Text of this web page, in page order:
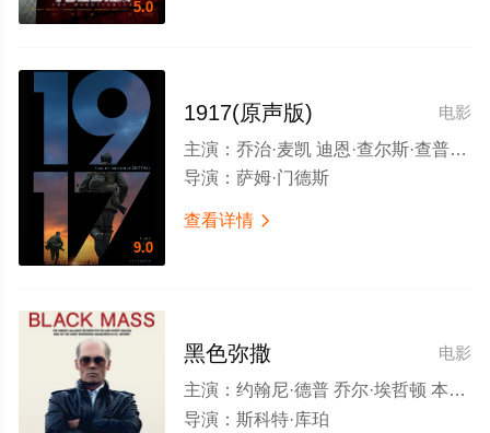
5.0
9.0
电影
1917(原声版)
主演： 乔治·麦凯 迪恩·查尔斯·查普曼 科林·费尔斯 本尼迪克特·康伯巴奇 马克·斯特朗
导演： 萨姆·门德斯
查看详情 
电影
黑色弥撒
主演： 约翰尼·德普 乔尔·埃哲顿 本尼迪克特·康伯巴奇 杰西·普莱蒙 凯文·贝肯 彼得·萨斯加德 达科塔·约翰逊 寇瑞·斯托尔 W·厄尔·布朗 朱诺·坦普尔 亚当·斯科特 朱丽安妮·尼科尔森 大卫·哈伯 布拉德·卡特 詹姆斯·拉索 埃里卡·麦克德莫特 杰瑞米·斯特朗 布雷顿·曼雷
导演： 斯科特·库珀